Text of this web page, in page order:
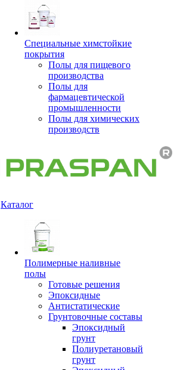
Специальные химстойкие
покрытия
Полы для пищевого
производства
Полы для
фармацевтической
промышленности
Полы для химических
производств
Каталог
Полимерные наливные
полы
Готовые решения
Эпоксидные
Антистатические
Грунтовочные составы
Эпоксидный
грунт
Полиуретановый
грунт